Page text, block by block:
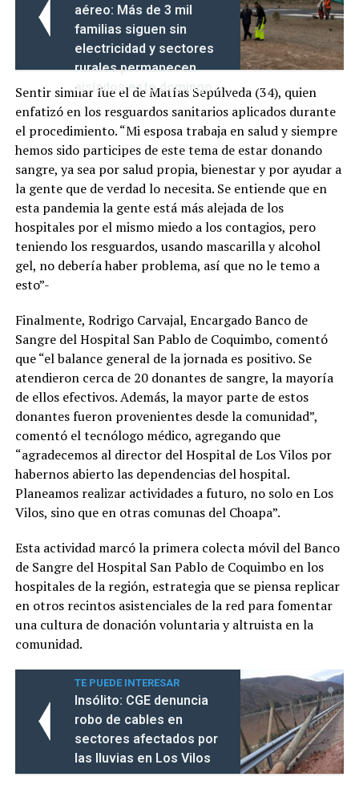
aéreo: Más de 3 mil
familias siguen sin
electricidad y sectores
rurales permanecen
aislados este domingo
Sentir similar fue el de Matías Sepúlveda (34), quien
enfatizó en los resguardos sanitarios aplicados durante
el procedimiento. “Mi esposa trabaja en salud y siempre
hemos sido participes de este tema de estar donando
sangre, ya sea por salud propia, bienestar y por ayudar a
la gente que de verdad lo necesita. Se entiende que en
esta pandemia la gente está más alejada de los
hospitales por el mismo miedo a los contagios, pero
teniendo los resguardos, usando mascarilla y alcohol
gel, no debería haber problema, así que no le temo a
esto”-
Finalmente, Rodrigo Carvajal, Encargado Banco de
Sangre del Hospital San Pablo de Coquimbo, comentó
que “el balance general de la jornada es positivo. Se
atendieron cerca de 20 donantes de sangre, la mayoría
de ellos efectivos. Además, la mayor parte de estos
donantes fueron provenientes desde la comunidad”,
comentó el tecnólogo médico, agregando que
“agradecemos al director del Hospital de Los Vilos por
habernos abierto las dependencias del hospital.
Planeamos realizar actividades a futuro, no solo en Los
Vilos, sino que en otras comunas del Choapa”.
Esta actividad marcó la primera colecta móvil del Banco
de Sangre del Hospital San Pablo de Coquimbo en los
hospitales de la región, estrategia que se piensa replicar
en otros recintos asistenciales de la red para fomentar
una cultura de donación voluntaria y altruista en la
comunidad.
TE PUEDE INTERESAR
Insólito: CGE denuncia
robo de cables en
sectores afectados por
las lluvias en Los Vilos